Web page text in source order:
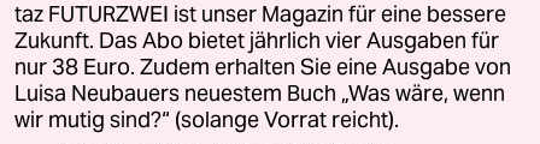
taz FUTURZWEI ist unser Magazin für eine bessere
Zukunft. Das Abo bietet jährlich vier Ausgaben für
nur 38 Euro. Zudem erhalten Sie eine Ausgabe von
Luisa Neubauers neuestem Buch „Was wäre, wenn
wir mutig sind?“ (solange Vorrat reicht).